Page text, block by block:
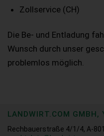
Zollservice (CH)
Die Be- und Entladung
Wunsch durch unser
problemlos möglich.
LANDWIRT.COM GMBH,
Rechbauerstraße 4/1/4, A-